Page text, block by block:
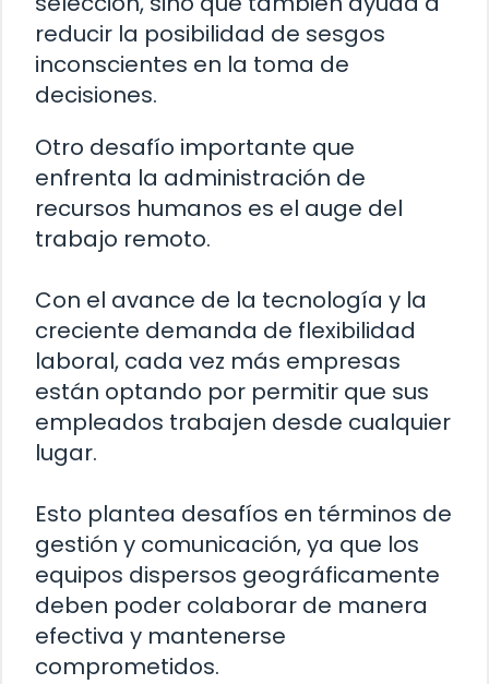
reducir la posibilidad de sesgos
inconscientes en la toma de
decisiones.
Otro desafío importante que
enfrenta la administración de
recursos humanos es el auge del
trabajo remoto.
Con el avance de la tecnología y la
creciente demanda de flexibilidad
laboral, cada vez más empresas
están optando por permitir que sus
empleados trabajen desde cualquier
lugar.
Esto plantea desafíos en términos de
gestión y comunicación, ya que los
equipos dispersos geográficamente
deben poder colaborar de manera
efectiva y mantenerse
comprometidos.